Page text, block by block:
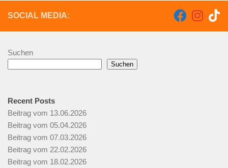
SOCIAL MEDIA:
Suchen
Suchen
Recent Posts
Beitrag vom 13.06.2026
Beitrag vom 05.04.2026
Beitrag vom 07.03.2026
Beitrag vom 22.02.2026
Beitrag vom 18.02.2026